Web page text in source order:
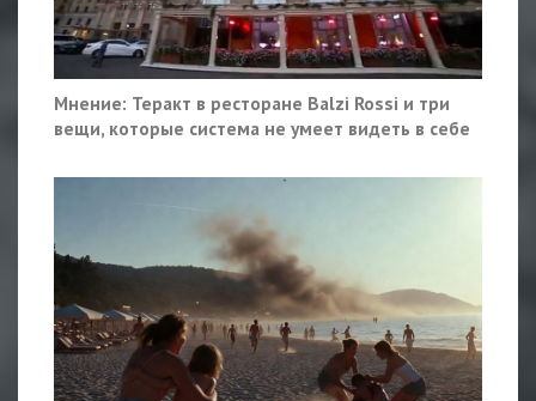
Мнение: Теракт в ресторане Balzi Rossi и три
вещи, которые система не умеет видеть в себе